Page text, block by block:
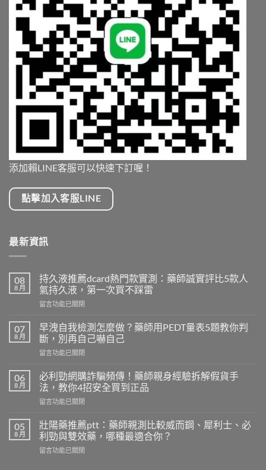
添加賴LINE客服可以快速下訂喔！
點擊加入客服LINE
最新資訊
08
8 月
持久液推薦dcard熱門款實測：藥師誠實評比5款人
氣持久液，第一次買不踩雷
在
久
液
推
薦
熱
門
款
實
藥
師
實
留言功能已關閉
07
8 月
早洩自我檢測怎麼做？藥師用PEDT量表5題教你判
斷，別再自己嚇自己
在
洩
自
我
檢
怎
麼
做？
藥
留言功能已關閉
06
8 月
必利勁網購詐騙頻傳！藥師親身經驗拆解假貨手
法，教你4招安全買到正品
在
利
勁
網
購
留言功能已關閉
05
8 月
壯陽藥推薦ptt：藥師親測比較威而鋼、犀利士、必
利勁與雙效藥，哪種最適合你？
在
留言功能已關閉